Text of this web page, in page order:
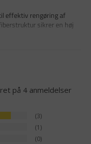
effektiv rengøring af
sikrer en høj
på 4 anmeldelser
3
1
0